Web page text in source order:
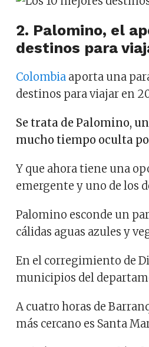
2. Palomino, el
destinos para
Colombia aporta una
destinos para viajar en
Se trata de Palomino,
mucho tiempo oculta
Y que ahora tiene una
emergente y uno de los
Palomino esconde un
cálidas aguas azules y
En el corregimiento de
municipios del
A cuatro horas de
más cercano es Santa